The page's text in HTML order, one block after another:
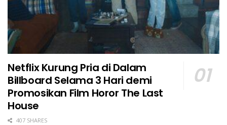
Netflix Kurung Pria di Dalam
Billboard Selama 3 Hari demi
Promosikan Film Horor The Last
House
407 SHARES